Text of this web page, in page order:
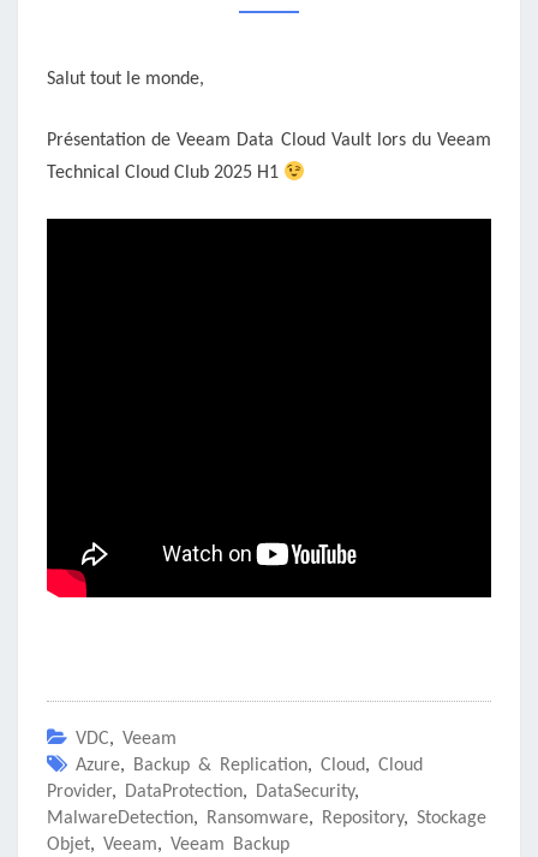
Salut tout le monde,
Présentation de Veeam Data Cloud Vault lors du Veeam
Technical Cloud Club 2025 H1
VDC, Veeam
Azure, Backup & Replication, Cloud, Cloud
Provider, DataProtection, DataSecurity,
MalwareDetection, Ransomware, Repository, Stockage
Objet, Veeam, Veeam Backup